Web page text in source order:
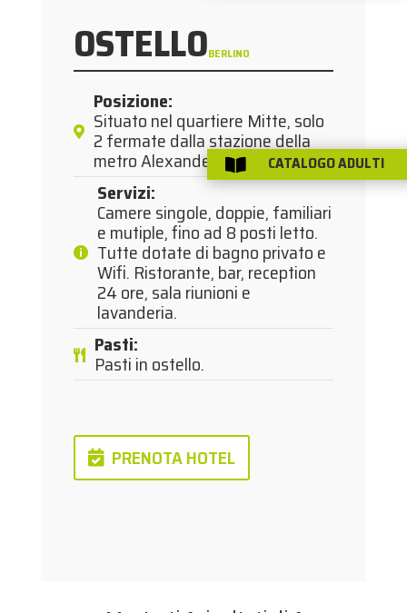
OSTELLOBERLINO
Posizione:
Situato nel quartiere Mitte, solo
2 fermate dalla stazione della
metro Alexanderplatz.
Servizi:
Camere singole, doppie, familiari
e mutiple, fino ad 8 posti letto.
Tutte dotate di bagno privato e
Wifi. Ristorante, bar, reception
24 ore, sala riunioni e
lavanderia.
Pasti:
Pasti in ostello.
PRENOTA HOTEL
 CATALOGO ADULTI